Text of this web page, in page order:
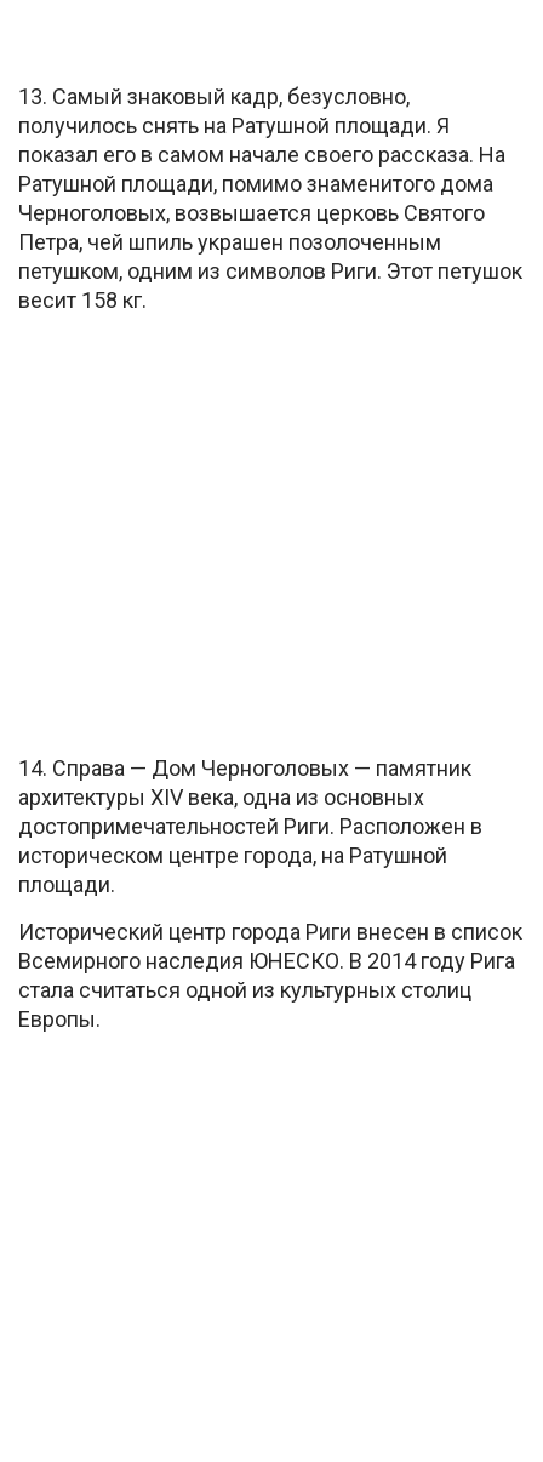
13. Самый знаковый кадр, безусловно,
получилось снять на Ратушной площади. Я
показал его в самом начале своего рассказа. На
Ратушной площади, помимо знаменитого дома
Черноголовых, возвышается церковь Святого
Петра, чей шпиль украшен позолоченным
петушком, одним из символов Риги. Этот петушок
весит 158 кг.
14. Справа — Дом Черноголовых — памятник
архитектуры XIV века, одна из основных
достопримечательностей Риги. Расположен в
историческом центре города, на Ратушной
площади.
Исторический центр города Риги внесен в список
Всемирного наследия ЮНЕСКО. В 2014 году Рига
стала считаться одной из культурных столиц
Европы.